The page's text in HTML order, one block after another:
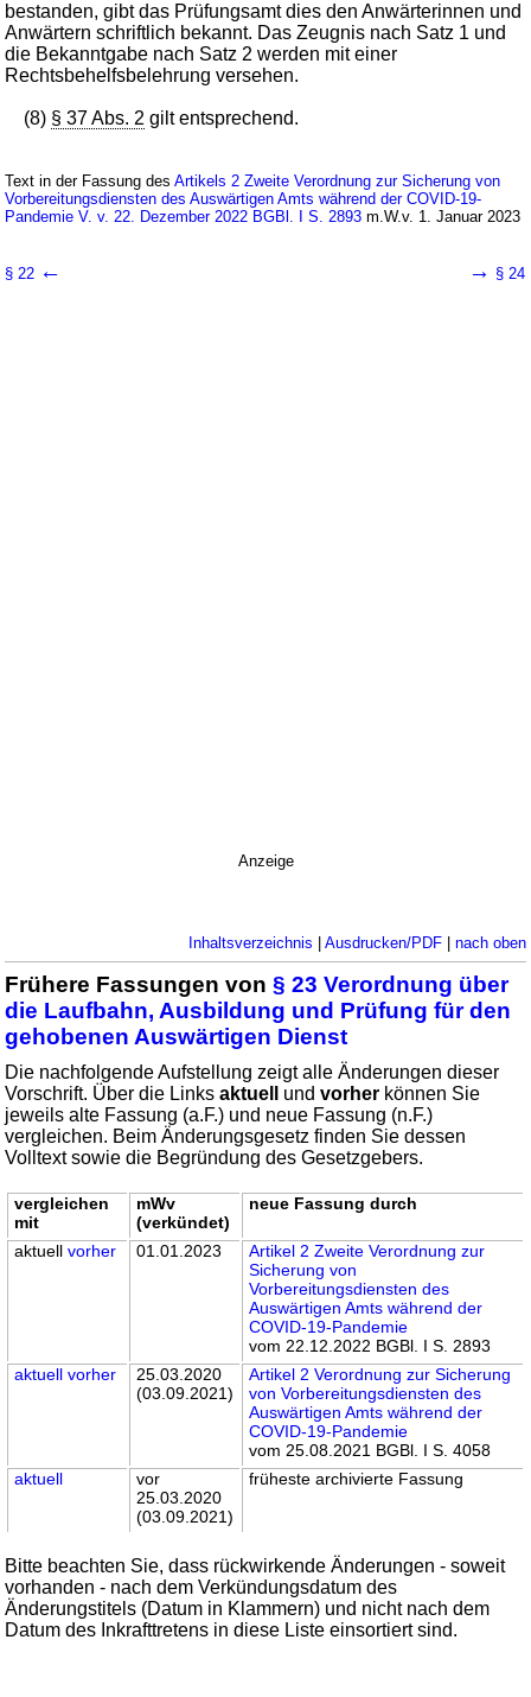
bestanden, gibt das Prüfungsamt dies den Anwärterinnen und
Anwärtern schriftlich bekannt. Das Zeugnis nach Satz 1 und
die Bekanntgabe nach Satz 2 werden mit einer
Rechtsbehelfsbelehrung versehen.
(8) § 37 Abs. 2 gilt entsprechend.
Text in der Fassung desArtikels 2 Zweite Verordnung zur Sicherung von
Vorbereitungsdiensten des Auswärtigen Amts während der COVID-19-
Pandemie V. v. 22. Dezember 2022 BGBl. I S. 2893 m.W.v. 1. Januar 2023
§ 22 ← → § 24
Anzeige
Inhaltsverzeichnis | Ausdrucken/PDF| nach oben
Frühere Fassungen von§ 23 Verordnung über
die Laufbahn, Ausbildung und Prüfung für den
gehobenen Auswärtigen Dienst
Die nachfolgende Aufstellung zeigt alle Änderungen dieser
Vorschrift. Über die Linksaktuell undvorher können Sie
jeweils alte Fassung (a.F.) und neue Fassung (n.F.)
vergleichen. Beim Änderungsgesetz finden Sie dessen
Volltext sowie die Begründung des Gesetzgebers.
vergleichen
mit
mWv
(verkündet)
neue Fassung durch
aktuellvorher 01.01.2023
Artikel 2 Zweite Verordnung zur
Sicherung von
Vorbereitungsdiensten des
Auswärtigen Amts während der
COVID-19-Pandemie
vom 22.12.2022 BGBl. I S. 2893
aktuell vorher
25.03.2020
(03.09.2021)
Artikel 2 Verordnung zur Sicherung
von Vorbereitungsdiensten des
Auswärtigen Amts während der
COVID-19-Pandemie
vom 25.08.2021 BGBl. I S. 4058
aktuell
vor
25.03.2020
(03.09.2021)
früheste archivierte Fassung
Bitte beachten Sie, dass rückwirkende Änderungen - soweit
vorhanden - nach dem Verkündungsdatum des
Änderungstitels (Datum in Klammern) und nicht nach dem
Datum des Inkrafttretens in diese Liste einsortiert sind.